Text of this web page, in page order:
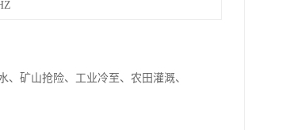
矿山抢险、工业冷至、农田灌溉、